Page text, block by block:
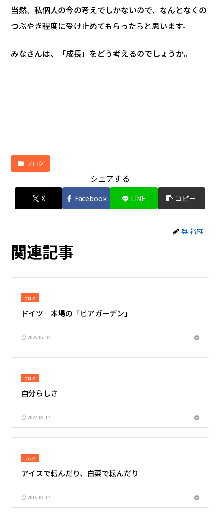
当然、私個人の今の考えでしかないので、なんとなくの
つぶやき程度に受け止めてもらったらと思います。
みなさんは、「成長」をどう考えるのでしょうか。
ブログ
シェアする
X Facebook LINE コピー
呉 裕麻
関連記事
ブログ
ドイツ 本場の「ビアガーデン」
2025.07.02
ブログ
自分らしさ
2024.05.17
ブログ
アイスで転んだり、白菜で転んだり
2015.03.17